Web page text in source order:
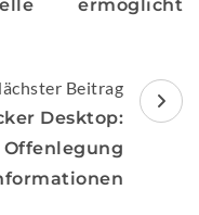
ermöglicht
Beitrag
Desktop: